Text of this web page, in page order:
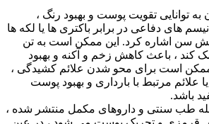
به توانایی تقویت پوست و بهبود رنگ ،
های دفاعی در برابر باکتری ها یا لکه ها
سن اشاره کرد. این ممکن است به تن
کند ، باعث کاهش زخم و آکنه و بهبود
است برای محو شدن علائم کشیدگی ،
مرتبط با بارداری و بهبود پوست
باشد.
طب سنتی و داروهای مکمل منتشر شده ،